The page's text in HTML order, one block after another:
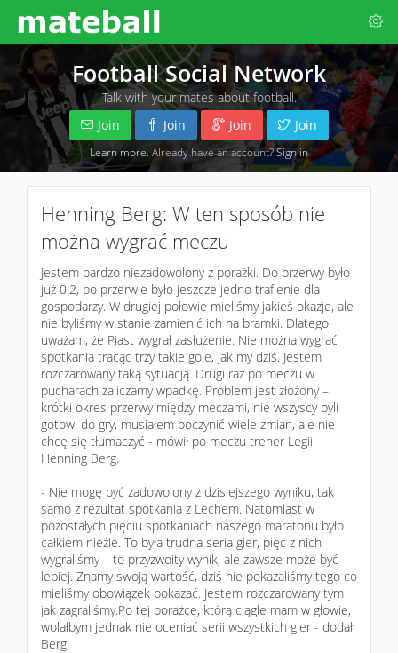
Football Social Network
Talk with your mates about football.
Join
Join Join Join
Learn more . Already have an account?Sign in
Henning Berg: W ten sposób nie
można wygrać meczu
Jestem bardzo niezadowolony z porażki. Do przerwy było
już 0:2, po przerwie było jeszcze jedno trafienie dla
gospodarzy. W drugiej połowie mieliśmy jakieś okazje, ale
nie byliśmy w stanie zamienić ich na bramki. Dlatego
uważam, że Piast wygrał zasłużenie. Nie można wygrać
spotkania tracąc trzy takie gole, jak my dziś. Jestem
rozczarowany taką sytuacją. Drugi raz po meczu w
pucharach zaliczamy wpadkę. Problem jest złożony –
krótki okres przerwy między meczami, nie wszyscy byli
gotowi do gry, musiałem poczynić wiele zmian, ale nie
chcę się tłumaczyć - mówił po meczu trener Legii
Henning Berg.
- Nie mogę być zadowolony z dzisiejszego wyniku, tak
samo z rezultat spotkania z Lechem. Natomiast w
pozostałych pięciu spotkaniach naszego maratonu było
całkiem nieźle. To była trudna seria gier, pięć z nich
wygraliśmy – to przyzwoity wynik, ale zawsze może być
lepiej. Znamy swoją wartość, dziś nie pokazaliśmy tego co
mieliśmy obowiązek pokazać. Jestem rozczarowany tym
jak zagraliśmy.Po tej porażce, którą ciągle mam w głowie,
wolałbym jednak nie oceniać serii wszystkich gier - dodał
Berg.